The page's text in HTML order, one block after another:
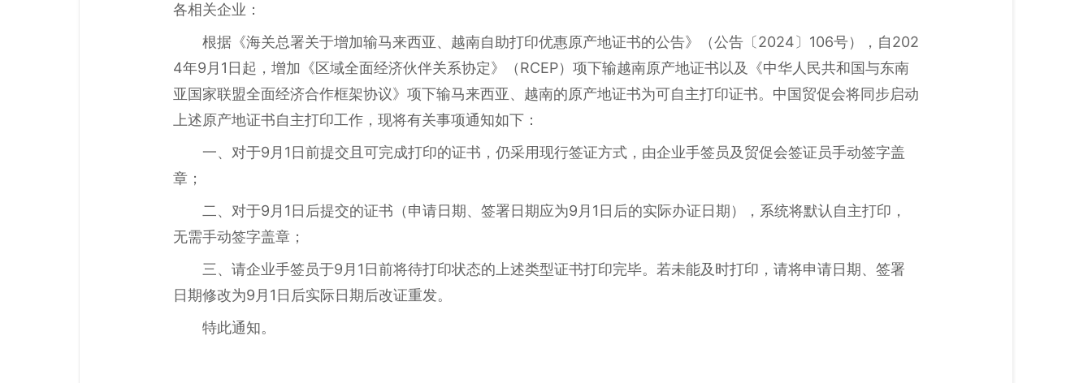
各相关企业：
根据《海关总署关于增加输马来西亚、越南自助打印优惠原产地证书的公告》（公告〔2024〕106号），自202
4年9月1日起，增加《区域全面经济伙伴关系协定》（RCEP）项下输越南原产地证书以及《中华人民共和国与东南
亚国家联盟全面经济合作框架协议》项下输马来西亚、越南的原产地证书为可自主打印证书。中国贸促会将同步启动
上述原产地证书自主打印工作，现将有关事项通知如下：
一、对于9月1日前提交且可完成打印的证书，仍采用现行签证方式，由企业手签员及贸促会签证员手动签字盖
章；
二、对于9月1日后提交的证书（申请日期、签署日期应为9月1日后的实际办证日期），系统将默认自主打印，
无需手动签字盖章；
三、请企业手签员于9月1日前将待打印状态的上述类型证书打印完毕。若未能及时打印，请将申请日期、签署
日期修改为9月1日后实际日期后改证重发。
特此通知。